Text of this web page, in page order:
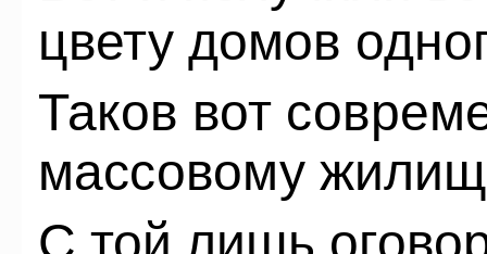
цвету домов
Таков вот
массовому